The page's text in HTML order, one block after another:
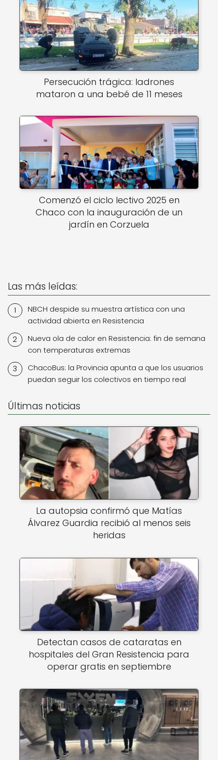
Persecución trágica: ladrones
mataron a una bebé de 11 meses
Comenzó el ciclo lectivo 2025 en
Chaco con la inauguración de un
jardín en Corzuela
Las más leídas:
NBCH despide su muestra artística con una
actividad abierta en Resistencia
Nueva ola de calor en Resistencia: fin de semana
con temperaturas extremas
ChacoBus: la Provincia apunta a que los usuarios
puedan seguir los colectivos en tiempo real
Últimas noticias
La autopsia confirmó que Matías
Álvarez Guardia recibió al menos seis
heridas
Detectan casos de cataratas en
hospitales del Gran Resistencia para
operar gratis en septiembre